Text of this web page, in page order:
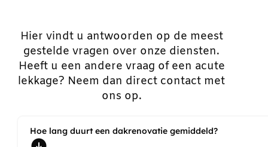
Hier vindt u antwoorden op de meest
gestelde vragen over onze diensten.
Heeft u een andere vraag of een acute
lekkage? Neem dan direct contact met
ons op.
Hoe lang duurt een dakrenovatie gemiddeld?